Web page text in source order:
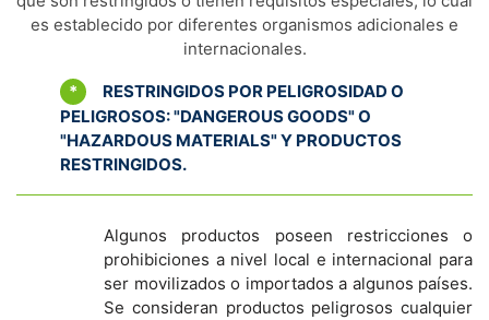
es establecido por diferentes organismos adicionales e
internacionales.
*
RESTRINGIDOS POR PELIGROSIDAD O
PELIGROSOS: "DANGEROUS GOODS" O
"HAZARDOUS MATERIALS" Y PRODUCTOS
RESTRINGIDOS.
Algunos productos poseen restricciones o
prohibiciones a nivel local e internacional para
ser movilizados o importados a algunos países.
Se consideran productos peligrosos cualquier